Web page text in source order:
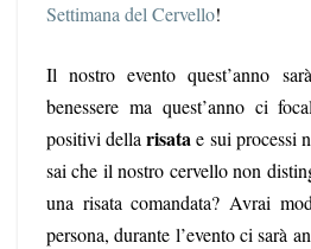
Settimana del Cervello!
Il nostro evento quest’anno
benessere ma quest’anno ci
positivi dellarisatae sui processi
sai che il nostro cervello non
una risata comandata? Avrai
persona, durante l’evento ci sarà